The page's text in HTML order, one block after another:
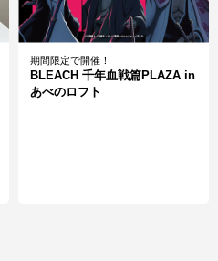
期間限定で開催！
BLEACH 千年血戦篇PLAZA in
あべのロフト